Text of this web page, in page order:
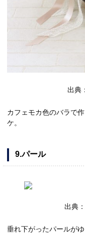
出典：
カフェモカ色のバラで
ケ。
9.パール
出典：
垂れ下がったパールが